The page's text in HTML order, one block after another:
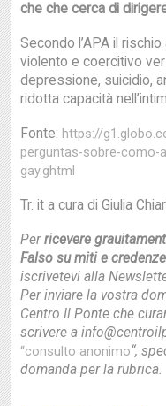
che che cerca di
Secondo l’APA il
violento e coercitivo
depressione, suicidio,
ridotta capacità
Fonte: https://
perguntas-sobre-como-
gay.ghtml
Tr. it a cura di Giulia
Perricevere
Falso su miti e
iscrivetevi alla
Per inviare la vostra
Centro Il Ponte che
scrivere a
“consulto anonimo“,
domanda per la rubrica.